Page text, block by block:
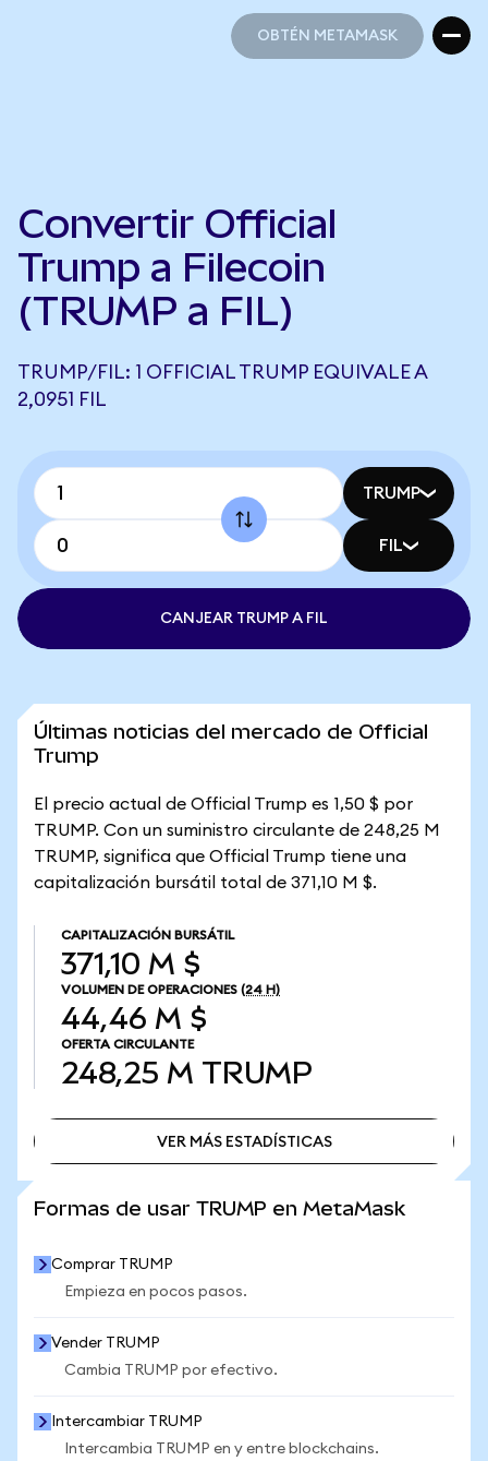
OBTÉN METAMASK
Convertir Official
Trump a Filecoin
(TRUMP a FIL)
TRUMP/FIL: 1 OFFICIAL TRUMP EQUIVALE A
2,0951 FIL
TRUMP
FIL
CANJEAR TRUMP A FIL
Últimas noticias del mercado de Official
Trump
El precio actual de Official Trump es 1,50 $ por
TRUMP. Con un suministro circulante de 248,25 M
TRUMP, significa que Official Trump tiene una
capitalización bursátil total de 371,10 M $.
CAPITALIZACIÓN BURSÁTIL
371,10 M $
VOLUMEN DE OPERACIONES (24 H)
44,46 M $
OFERTA CIRCULANTE
248,25 M TRUMP
VER MÁS ESTADÍSTICAS
Formas de usar TRUMP en MetaMask
Comprar TRUMP
Empieza en pocos pasos.
Vender TRUMP
Cambia TRUMP por efectivo.
Intercambiar TRUMP
Intercambia TRUMP en y entre blockchains.